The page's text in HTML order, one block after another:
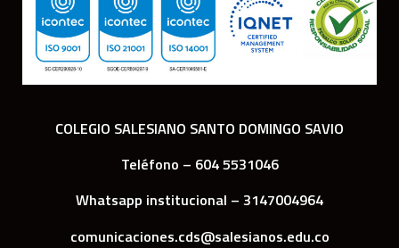
COLEGIO SALESIANO SANTO DOMINGO SAVIO
Teléfono – 604 5531046
Whatsapp institucional – 3147004964
comunicaciones.cds@salesianos.edu.co